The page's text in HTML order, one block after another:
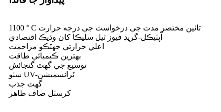
1100 ° C تائين مختصر مدت جي درخواست جي درجه حرارت
آپٽيڪل-گريڊ فيوز ٿيل سليڪا کان وڌيڪ اقتصادي
اعلي حرارتي جھٽڪو مزاحمت
بهترين ڪيميائي طاقت
توسيع جي گھٽ گنجائش
سٺو UV-ٽرانسميشن
گھٽ جذب
کرسٽل صاف ظاهر